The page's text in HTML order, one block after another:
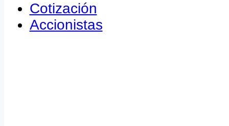
Cotización
Accionistas